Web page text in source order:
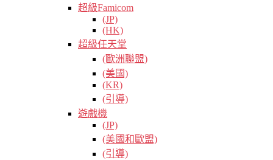
超級Famicom
(JP)
(HK)
超級任天堂
(歐洲聯盟)
(美國)
(KR)
(引導)
遊戲機
(JP)
(美國和歐盟)
(引導)